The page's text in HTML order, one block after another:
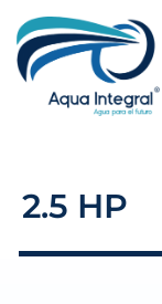
2.5 HP